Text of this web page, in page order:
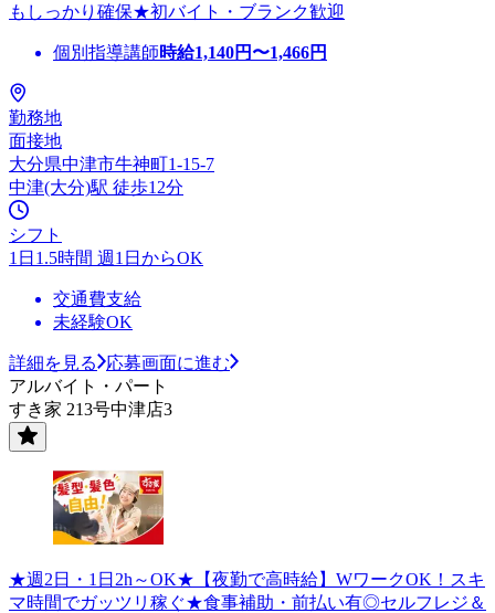
もしっかり確保★初バイト・ブランク歓迎
個別指導講師時給1,140円〜1,466円
勤務地
面接地
大分県中津市牛神町1-15-7
中津(大分)駅 徒歩12分
シフト
1日1.5時間 週1日からOK
交通費支給
未経験OK
詳細を見る
応募画面に進む
アルバイト・パート
すき家 213号中津店3
★週2日・1日2h～OK★【夜勤で高時給】WワークOK！スキ
マ時間でガッツリ稼ぐ★食事補助・前払い有◎セルフレジ＆